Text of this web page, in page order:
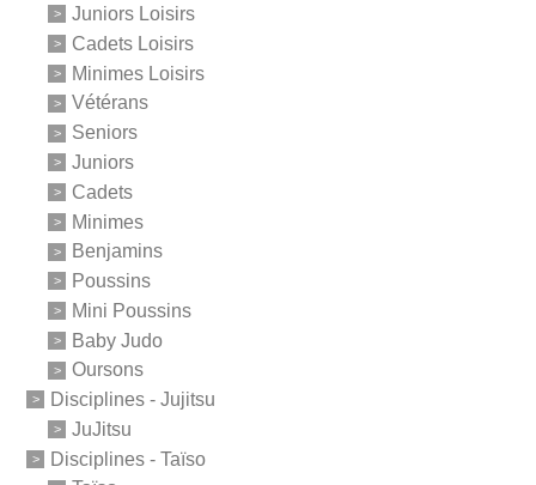
Juniors Loisirs
Cadets Loisirs
Minimes Loisirs
Vétérans
Seniors
Juniors
Cadets
Minimes
Benjamins
Poussins
Mini Poussins
Baby Judo
Oursons
Disciplines - Jujitsu
JuJitsu
Disciplines - Taïso